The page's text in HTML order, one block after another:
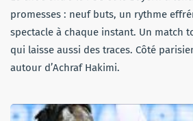
promesses : neuf buts, un rythme
spectacle à chaque instant. Un match
qui laisse aussi des traces. Côté
autour d’Achraf Hakimi.